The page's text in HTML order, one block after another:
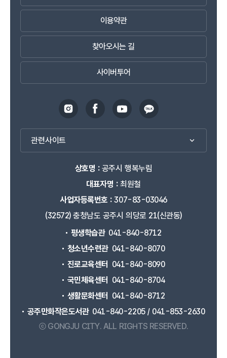
이용약관
찾아오시는 길
사이버투어
관련사이트
상호명 :공주시 행복누림
대표자명 :최원철
사업자등록번호 :307-83-03046
(32572) 충청남도 공주시 의당로 21(신관동)
평생학습관 041-840-8712
청소년수련관 041-840-8070
진로교육센터
041-840-8090
국민체육센터
041-840-8704
생활문화센터
041-840-8712
공주만화작은도서관 041-840-2205 / 041-853-2630
ⓒ GONGJU CITY. ALL RIGHTS RESERVED.